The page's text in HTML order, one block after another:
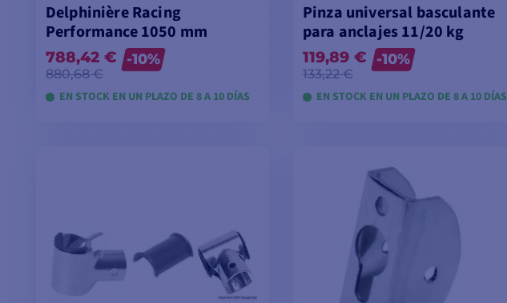
Delphinière Racing
Performance 1050 mm
788,42 €
880,68 €
-10%
EN STOCK EN UN PLAZO DE 8 A 10 DÍAS
Pinza universal basculante
para anclajes 11/20 kg
119,89 €
133,22 €
-10%
EN STOCK EN UN PLAZO DE 8 A 10 DÍAS